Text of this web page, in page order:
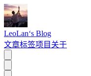
LeoLan‘s Blog
文章标签项目 关于